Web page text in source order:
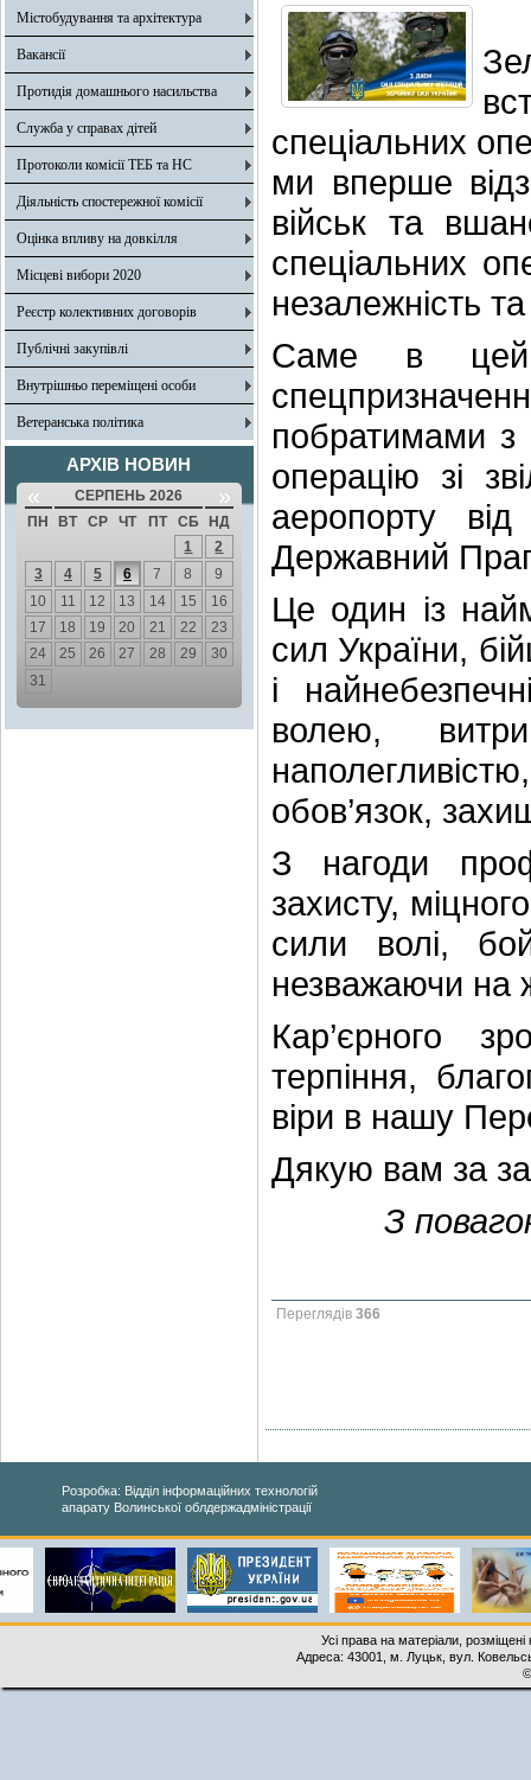
Містобудування та архітектура
Вакансії
Протидія домашнього насильства
Служба у справах дітей
Протоколи комісії ТЕБ та НС
Діяльність спостережної комісії
Оцінка впливу на довкілля
Місцеві вибори 2020
Реєстр колективних договорів
Публічні закупівлі
Внутрішньо переміщені особи
Ветеранська політика
АРХІВ НОВИН
« СЕРПЕНЬ 2026 »
ПН ВТ СР ЧТ ПТ СБ
НД
1
2
3
4 5 6 7 8
9
10
11 12 13 14 15
16
17
18 19 20 21 22
23
24
25 26 27 28 29
30
31
спеціальних
ми вперше
військ та
спеціальних
незалежність
Саме в цей
побратимами з
операцію зі
аеропорту
Державний
Це один із
сил України,
і
волею,
обов’язок,
З нагоди
захисту,
сили волі,
незважаючи на
Кар’єрного
терпіння,
віри в нашу
Дякую вам за
З
Переглядів 366
Розробка: Відділ інформаційних технологій
апарату Волинської облдержадміністрації
Усі права на матеріали,
Адреса: 43001, м. Луцьк, вул.